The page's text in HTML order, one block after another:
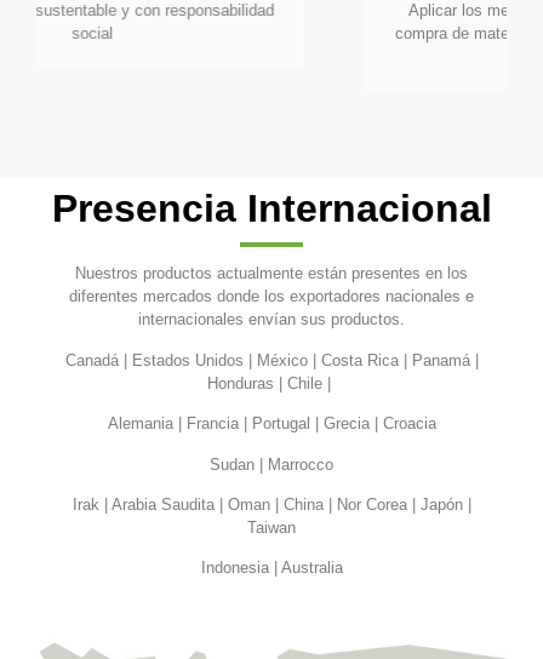
Aplicar los mejores estándares de calidad en la
compra de materia prima y elaboración de nuestros
Presencia Internacional
Nuestros productos actualmente están presentes en los
diferentes mercados donde los exportadores nacionales e
internacionales envían sus productos.
Canadá | Estados Unidos | México | Costa Rica | Panamá |
Honduras | Chile |
Alemania | Francia | Portugal | Grecia | Croacia
Sudan | Marrocco
Irak | Arabia Saudita | Oman | China | Nor Corea | Japón |
Taiwan
Indonesia | Australia